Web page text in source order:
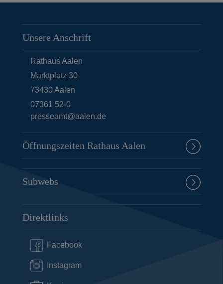
Unsere Anschrift
Rathaus Aalen
Marktplatz 30
73430Aalen
07361 52-0
presseamt@aalen.de
Öffnungszeiten Rathaus Aalen
Subwebs
Direktlinks
Facebook
Instagram